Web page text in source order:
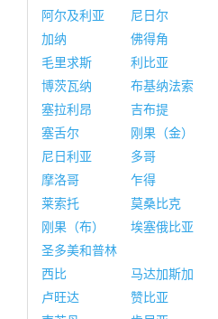
阿尔及利亚
尼日尔
加纳
佛得角
毛里求斯
利比亚
博茨瓦纳
布基纳法索
塞拉利昂
吉布提
塞舌尔
刚果（金）
尼日利亚
多哥
摩洛哥
乍得
莱索托
莫桑比克
刚果（布）
埃塞俄比亚
圣多美和普林
西比
马达加斯加
卢旺达
赞比亚